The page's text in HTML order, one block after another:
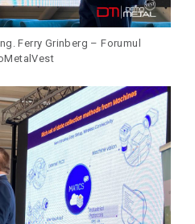
Ferry Grinberg – Forumul